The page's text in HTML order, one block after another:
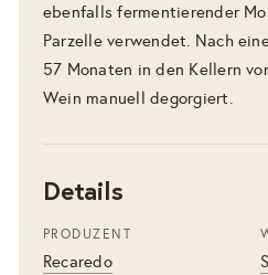
ebenfalls fermentierender
Parzelle verwendet. Nach
57 Monaten in den Kellern
Wein manuell degorgiert.
Details
PRODUZENT
Recaredo